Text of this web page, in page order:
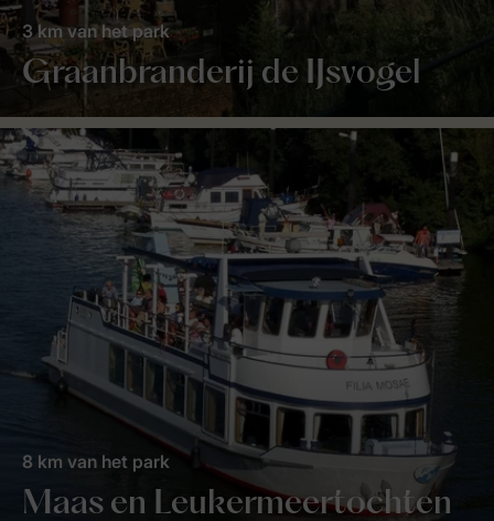
Graanbranderij de IJsvogel
3 km van het park
Maas en Leukermeertochten
8 km van het park